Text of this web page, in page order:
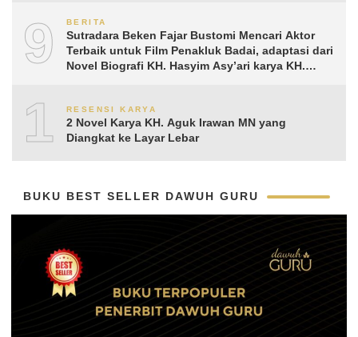
9 BERITA
Sutradara Beken Fajar Bustomi Mencari Aktor
Terbaik untuk Film Penakluk Badai, adaptasi dari
Novel Biografi KH. Hasyim Asy’ari karya KH.
10RESENSI KARYA
2 Novel Karya KH. Aguk Irawan MN yang
Diangkat ke Layar Lebar
BUKU BEST SELLER DAWUH GURU